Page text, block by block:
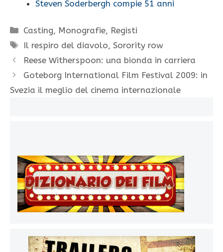
Steven Soderbergh compie 51 anni
Categorie
Casting, Monografie, Registi
Tag
Il respiro del diavolo,Sorority row
Reese Witherspoon: una bionda in carriera
Goteborg International Film Festival 2009: in
Svezia il meglio del cinema internazionale